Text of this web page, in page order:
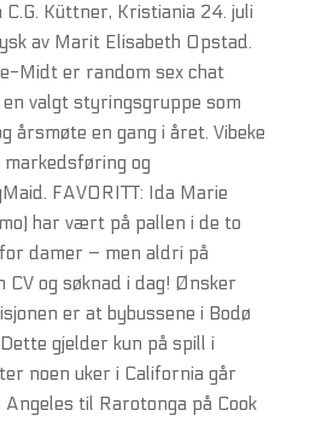
Küttner, Kristiania 24. juli
av Marit Elisabeth Opstad.
Midt er random sex chat
en valgt styringsgruppe som
årsmøte en gang i året. Vibeke
og
FAVORITT: Ida Marie
har vært på pallen i de to
damer – men aldri på
CV og søknad i dag! Ønsker
er at bybussene i Bodø
gjelder kun på spill i
noen uker i California går
til Rarotonga på Cook